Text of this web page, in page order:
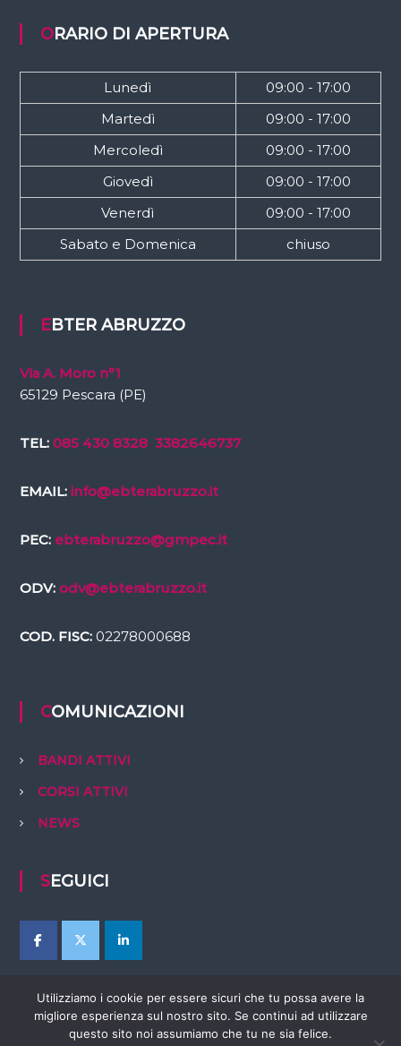
ORARIO DI APERTURA
Lunedì
09:00 - 17:00
Martedì
09:00 - 17:00
Mercoledì
09:00 - 17:00
Giovedì
09:00 - 17:00
Venerdì
09:00 - 17:00
Sabato e Domenica
chiuso
EBTER ABRUZZO
Via A. Moro n°1
65129 Pescara (PE)
TEL: 085 430 8328 3382646737
EMAIL: info@ebterabruzzo.it
PEC: ebterabruzzo@gmpec.it
ODV: odv@ebterabruzzo.it
COD. FISC:02278000688
COMUNICAZIONI
BANDI ATTIVI
CORSI ATTIVI
NEWS
SEGUICI
Utilizziamo i cookie per essere sicuri che tu possa avere la
migliore esperienza sul nostro sito. Se continui ad utilizzare
questo sito noi assumiamo che tu ne sia felice.